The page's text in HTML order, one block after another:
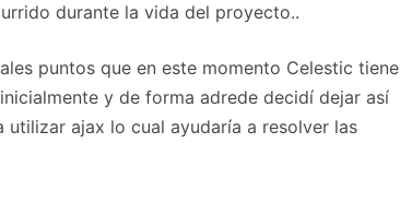
durante la vida del proyecto..
puntos que en este momento Celestic tiene
y de forma adrede decidí dejar así
ajax lo cual ayudaría a resolver las